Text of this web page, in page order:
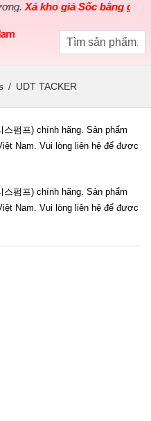
Xả kho giá Sốc bằng giá
/ UDT TACKER
펌프) chính hãng. Sản phẩm
Nam. Vui lòng liên hệ để được
펌프) chính hãng. Sản phẩm
Nam. Vui lòng liên hệ để được